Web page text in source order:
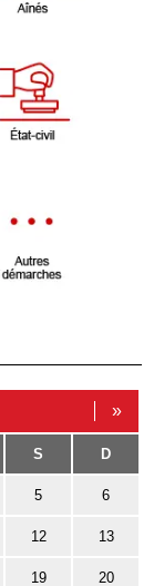
»
S D
5 6
12 13
19 20